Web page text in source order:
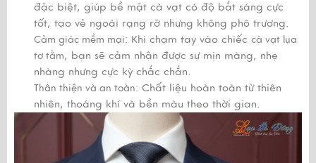
đặc biệt, giúp bề mặt cà vạt có độ bắt sáng cực
tốt, tạo vẻ ngoài rạng rỡ nhưng không phô trương.
Cảm giác mềm mại: Khi chạm tay vào chiếc cà vạt lụa
tơ tằm, bạn sẽ cảm nhận được sự mịn màng, nhẹ
nhàng nhưng cực kỳ chắc chắn.
Thân thiện và an toàn: Chất liệu hoàn toàn từ thiên
nhiên, thoáng khí và bền màu theo thời gian.